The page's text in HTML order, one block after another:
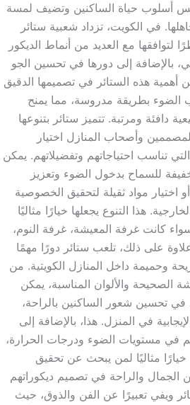
أسلوب حياة الساكنين وتضيف لمسة
في الكويت، تزداد شعبية ستائر
مع العديد من أنماط الديكور
بالإضافة إلى دورها في تحسين الجو
أهمية هذه الستائر في تصميمها الدقيق
بطريقة مدروسة، مما يمنح
دافئة ومرتبة. تتميز ستائر بتنوعها
وأصحاب المنازل اختيار
تناسب احتياجاتهم وتفضيلاتهم. يمكن
للسماح بدخول الضوء وتعزيز
اختيار مواد ثقيلة لتحقيق الخصوصية
هذا التنوع يجعلها خيارًا مثاليًا
كانت غرفة المعيشة، غرفة النوم،
على ذلك، تلعب ستائر دورًا مهمًا
وحميمة داخل المنازل الكويتية. من
الصحيحة والألوان المناسبة، يمكن
في تحسين شعور الساكنين بالراحة،
في المنزل. هذا، بالإضافة إلى
في مستويات الضوء ودرجات الحرارة،
مثاليًا لمن يبحث عن تحقيق
الجمال والراحة في تصميم ديكوراتهم
ويفي تعبيرًا عن الفن والذوق، حيث